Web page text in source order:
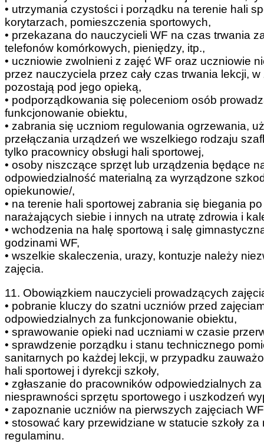
• utrzymania czystości i porządku na terenie hali
korytarzach, pomieszczenia sportowych,
• przekazana do nauczycieli WF na czas trwania
telefonów komórkowych, pieniędzy, itp.,
• uczniowie zwolnieni z zajęć WF oraz uczniowie
przez nauczyciela przez cały czas trwania lekcji,
pozostają pod jego opieką,
• podporządkowania się poleceniom osób
funkcjonowanie obiektu,
• zabrania się uczniom regulowania ogrzewania,
przełączania urządzeń we wszelkiego rodzaju
tylko pracownicy obsługi hali sportowej,
• osoby niszczące sprzęt lub urządzenia będące
odpowiedzialność materialną za wyrządzone
opiekunowie/,
• na terenie hali sportowej zabrania się biegania
narażających siebie i innych na utratę zdrowia i
• wchodzenia na halę sportową i salę
godzinami WF,
• wszelkie skaleczenia, urazy, kontuzje należy
zajęcia.
11. Obowiązkiem nauczycieli prowadzących
• pobranie kluczy do szatni uczniów przed
odpowiedzialnych za funkcjonowanie obiektu,
• sprawowanie opieki nad uczniami w czasie
• sprawdzenie porządku i stanu technicznego
sanitarnych po każdej lekcji, w przypadku
hali sportowej i dyrekcji szkoły,
• zgłaszanie do pracowników odpowiedzialnych
niesprawności sprzętu sportowego i uszkodzeń
• zapoznanie uczniów na pierwszych zajęciach
• stosować kary przewidziane w statucie szkoły
regulaminu.